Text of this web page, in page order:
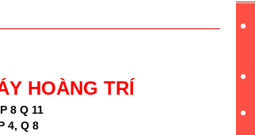
HOÀNG TRÍ
8 Q 11
4, Q 8